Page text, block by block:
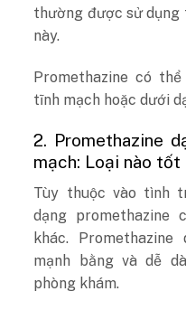
thường được sử dụng
này.
Promethazine có
tĩnh mạch hoặc dưới
2. Promethazine
mạch: Loại nào tốt
Tùy thuộc vào tình
dạng promethazine
khác.
mạnh bằng và dễ
phòng khám.